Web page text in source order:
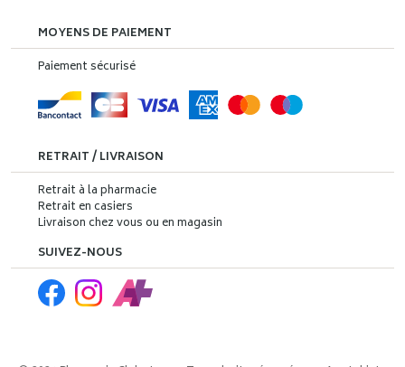
MOYENS DE PAIEMENT
Paiement sécurisé
RETRAIT / LIVRAISON
Retrait à la pharmacie
Retrait en casiers
Livraison chez vous ou en magasin
SUIVEZ-NOUS